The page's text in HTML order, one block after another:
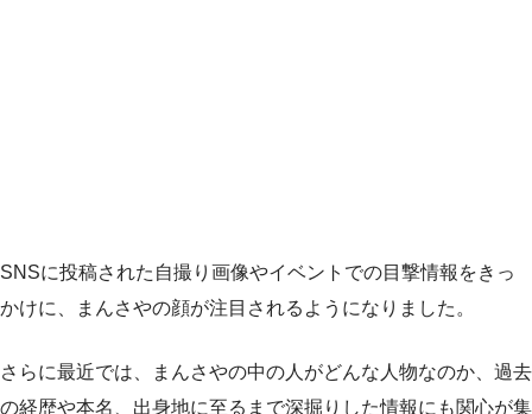
SNSに投稿された自撮り画像やイベントでの目撃情報をきっ
かけに、まんさやの顔が注目されるようになりました。
さらに最近では、まんさやの中の人がどんな人物なのか、過去
の経歴や本名、出身地に至るまで深掘りした情報にも関心が集